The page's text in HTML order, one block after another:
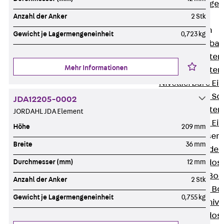
Einbaueinheiten
Zurück
Nivellierbare
Nivellierbare
Nivellierbare
Zurück
Zubehör für
Nivellierbare
Zubehör für
Anzahl der Anker 2 Stk
Gewicht je Lagermengeneinheit 0,723 kg
Mehr Informationen
JDA12205-0002
JORDAHL JDA Element
Höhe 209 mm
Breite 36 mm
Durchmesser (mm) 12 mm
Anzahl der Anker 2 Stk
Gewicht je Lagermengeneinheit 0,755 kg